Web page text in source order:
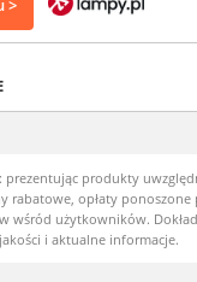
>
prezentując produkty
rabatowe, opłaty ponoszone
wśród użytkowników.
i aktualne informacje.